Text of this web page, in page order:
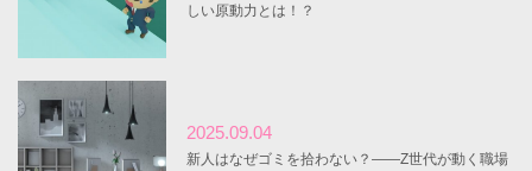
しい原動力とは！？
2025.09.04
新人はなぜゴミを拾わない？――Z世代が動く職場